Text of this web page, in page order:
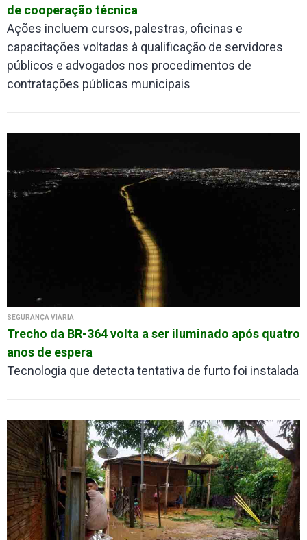
de cooperação técnica
Ações incluem cursos, palestras, oficinas e
capacitações voltadas à qualificação de servidores
públicos e advogados nos procedimentos de
contratações públicas municipais
SEGURANÇA VIÁRIA
Trecho da BR-364 volta a ser iluminado após quatro
anos de espera
Tecnologia que detecta tentativa de furto foi instalada